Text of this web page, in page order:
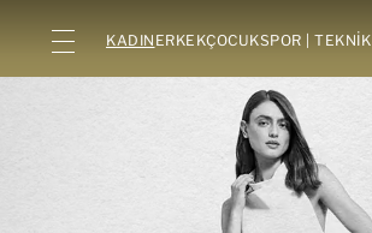
KADIN ERKEKÇOCUKSPOR | TEKNİK